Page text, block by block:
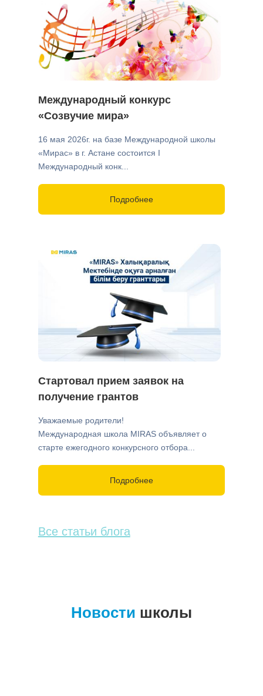
Международный конкурс
«Созвучие мира»
16 мая 2026г. на базе Международной школы
«Мирас» в г. Астане состоится I
Международный конк...
Подробнее
Стартовал прием заявок на
получение грантов
Уважаемые родители!
Международная школа MIRAS объявляет о
старте ежегодного конкурсного отбора...
Подробнее
Все статьи блога
Новости школы